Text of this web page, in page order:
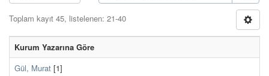
Toplam kayıt 45, listelenen: 21-40
Kurum Yazarına Göre
Gül, Murat [1]